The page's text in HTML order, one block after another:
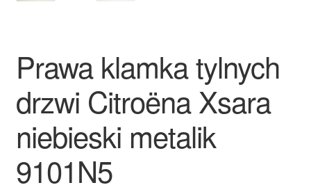
Zamówienia
Prawa klamka tylnych
drzwi Citroëna Xsara
niebieski metalik
9101N5